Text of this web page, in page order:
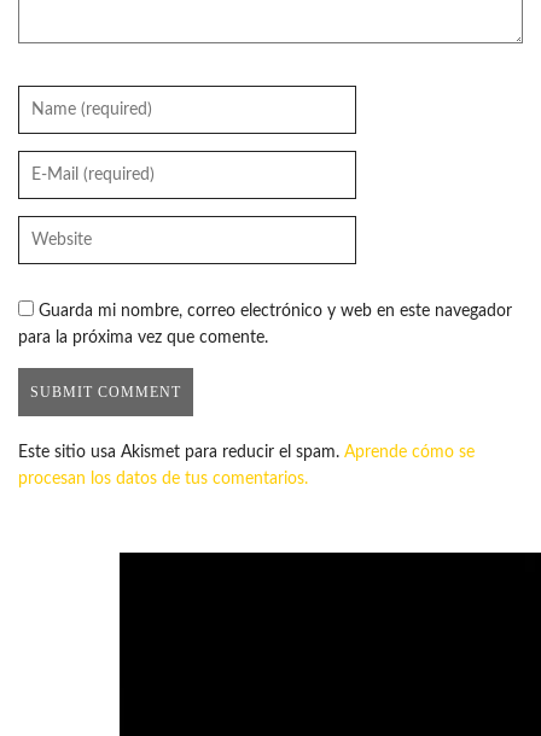
Guarda mi nombre, correo electrónico y web en este navegador
para la próxima vez que comente.
Este sitio usa Akismet para reducir el spam. Aprende cómo se
procesan los datos de tus comentarios.